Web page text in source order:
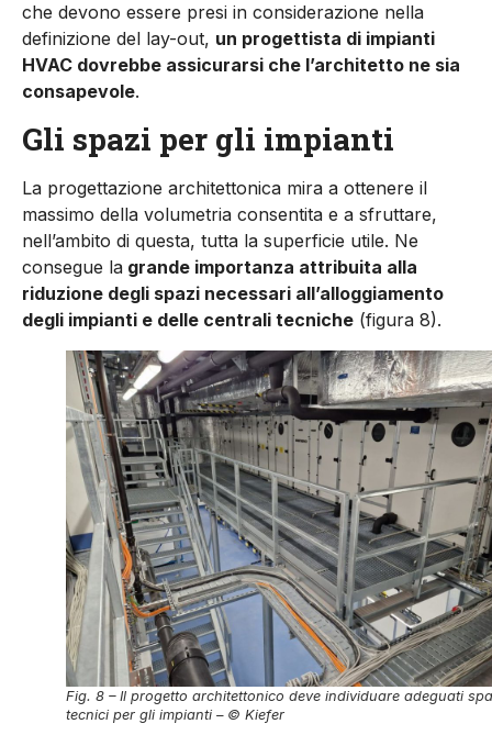
che devono essere presi in considerazione nella
definizione del lay-out, un progettista di impianti
HVAC dovrebbe assicurarsi che l’architet­to ne sia
consapevole.
Gli spazi per gli impianti
La progettazione architettonica mira a ottenere il
massimo della volumetria consentita e a sfruttare,
nell’ambito di questa, tutta la super­ficie utile. Ne
consegue la grande importanza attribuita alla
riduzione degli spazi necessari all’alloggiamen­to
degli impianti e delle centrali tec­niche (figura 8).
Fig. 8 – Il progetto architettonico deve individuare adeguati
tecnici per gli impianti – © Kiefer